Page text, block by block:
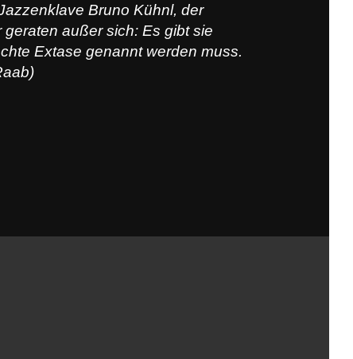
Bruno Kühnl, der
außer sich: Es gibt sie
Extase genannt werden muss.